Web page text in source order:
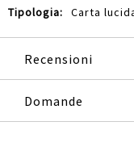
Carta
Recensioni
Domande